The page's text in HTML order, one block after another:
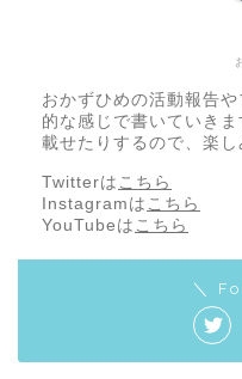
おかずひめの活動報告
的な感じで書いていき
載せたりするので、楽
Twitterは こちら
Instagramは こちら
YouTubeは こちら
＼